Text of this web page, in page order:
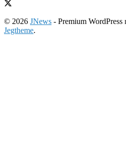
© 2026 JNews - Premium
Jegtheme.